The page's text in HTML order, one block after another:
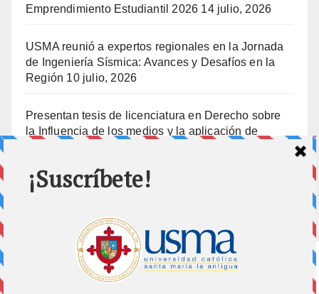
Emprendimiento Estudiantil 2026 14 julio, 2026
USMA reunió a expertos regionales en la Jornada
de Ingeniería Sísmica: Avances y Desafíos en la
Región 10 julio, 2026
Presentan tesis de licenciatura en Derecho sobre
la Influencia de los medios y la aplicación de